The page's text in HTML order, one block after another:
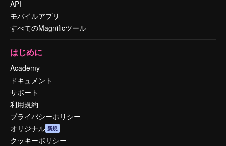
API
モバイルアプリ
すべてのMagnificツール
はじめに
Academy
ドキュメント
サポート
利用規約
プライバシーポリシー
オリジナル 新規
クッキーポリシー